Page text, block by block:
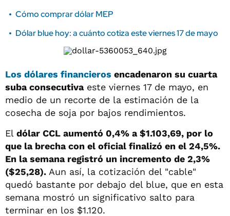
Cómo comprar dólar MEP
Dólar blue hoy: a cuánto cotiza este viernes 17 de mayo
Los dólares financieros encadenaron su cuarta
suba consecutivaeste viernes 17 de mayo, en
medio de un recorte de la estimación de la
cosecha de soja por bajos rendimientos.
El dólar CCL aumentó 0,4% a $1.103,69, por lo
que la brecha con el oficial finalizó en el 24,5%.
En la semana registró un incremento de 2,3%
($25,28). Aun así, la cotización del "cable"
quedó bastante por debajo del blue, que en esta
semana mostró un significativo salto para
terminar en los $1.120.